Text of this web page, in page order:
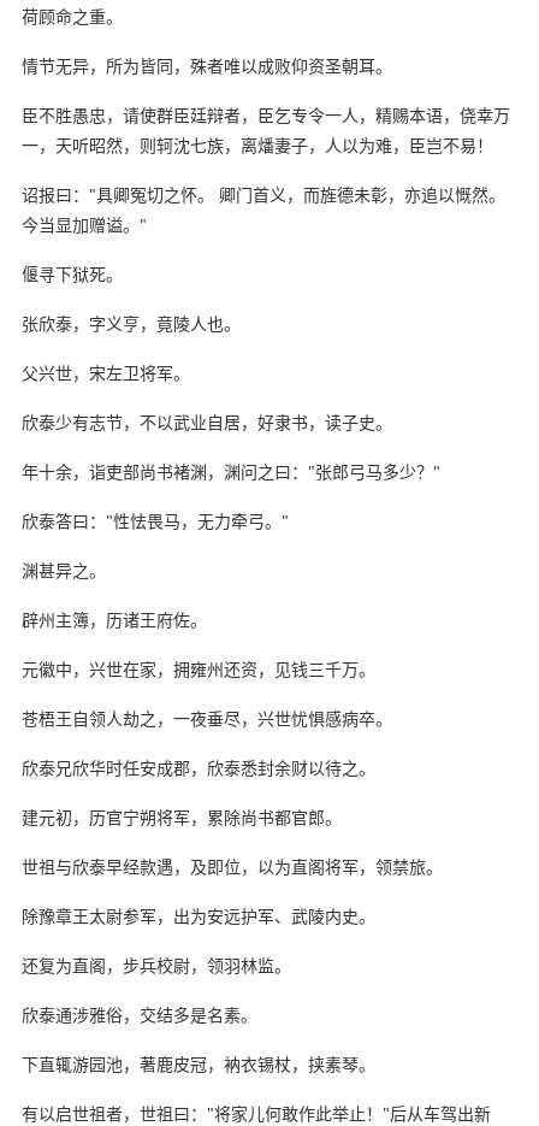
荷顾命之重。
情节无异，所为皆同，殊者唯以成败仰资圣朝耳。
臣不胜愚忠，请使群臣廷辩者，臣乞专令一人，精赐本语，侥幸万
一，天听昭然，则轲沈七族，离燔妻子，人以为难，臣岂不易！
诏报曰："具卿冤切之怀。 卿门首义，而旌德未彰，亦追以慨然。
今当显加赠谥。"
偃寻下狱死。
张欣泰，字义亨，竟陵人也。
父兴世，宋左卫将军。
欣泰少有志节，不以武业自居，好隶书，读子史。
年十余，诣吏部尚书褚渊，渊问之曰："张郎弓马多少？"
欣泰答曰："性怯畏马，无力牵弓。"
渊甚异之。
辟州主簿，历诸王府佐。
元徽中，兴世在家，拥雍州还资，见钱三千万。
苍梧王自领人劫之，一夜垂尽，兴世忧惧感病卒。
欣泰兄欣华时任安成郡，欣泰悉封余财以待之。
建元初，历官宁朔将军，累除尚书都官郎。
世祖与欣泰早经款遇，及即位，以为直阁将军，领禁旅。
除豫章王太尉参军，出为安远护军、武陵内史。
还复为直阁，步兵校尉，领羽林监。
欣泰通涉雅俗，交结多是名素。
下直辄游园池，著鹿皮冠，衲衣锡杖，挟素琴。
有以启世祖者，世祖曰："将家儿何敢作此举止！"后从车驾出新